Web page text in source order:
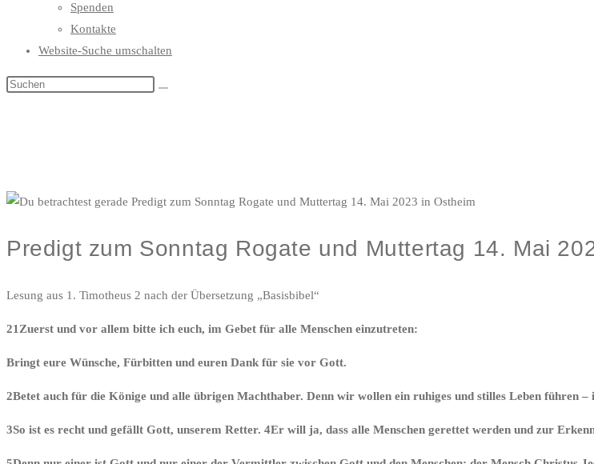
Spenden
Kontakte
Website-Suche umschalten
Predigt zum Sonntag Rogate und Muttertag 14. Mai
Lesung aus 1. Timotheus 2 nach der Übersetzung „Basisbibel“
21Zuerst und vor allem bitte ich euch, im Gebet für alle Menschen einzutreten:
Bringt eure Wünsche, Fürbitten und euren Dank für sie vor Gott.
2Betet auch für die Könige und alle übrigen Machthaber. Denn wir wollen ein ruhiges und stilles Leben führen
3So ist es recht und gefällt Gott, unserem Retter. 4Er will ja, dass alle Menschen gerettet werden und zur